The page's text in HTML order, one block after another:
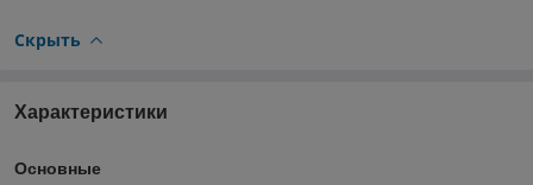
Скрыть
Характеристики
Основные